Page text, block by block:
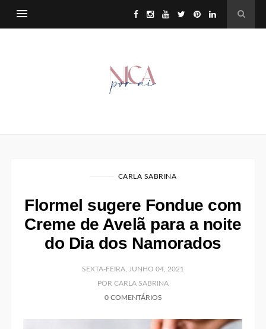
CARLA SABRINA
Flormel sugere Fondue com
Creme de Avelã para a noite
do Dia dos Namorados
SEXTA-FEIRA, JUNHO 04, 2021
POR CARLA SABRINA
0 COMENTÁRIOS